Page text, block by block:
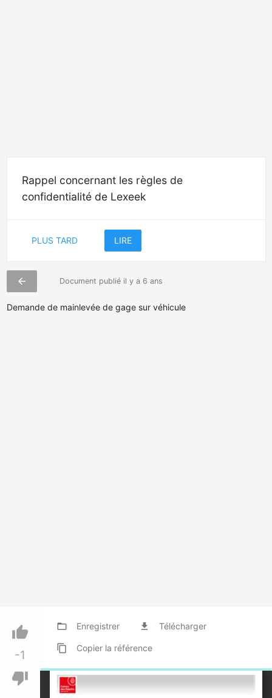
Rappel concernant les règles de
confidentialité de Lexeek
PLUS TARD LIRE
arrow_back Document publié il y a 6 ans
Demande de mainlevée de gage sur véhicule
thumb_up
-1
thumb_down
folder_open Enregistrer file_download Télécharger
content_copy Copierla référence